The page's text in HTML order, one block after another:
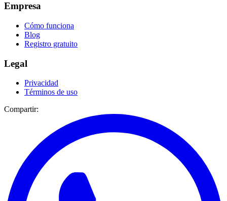
Empresa
Cómo funciona
Blog
Registro gratuito
Legal
Privacidad
Términos de uso
Compartir: